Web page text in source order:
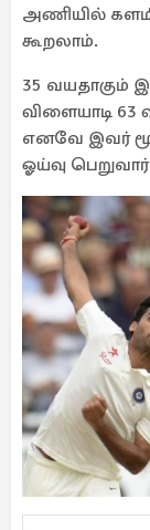
அணியில்
கூறலாம்.
35 வயதாகும்
விளையாடி 63
எனவே இவர்
ஓய்வு